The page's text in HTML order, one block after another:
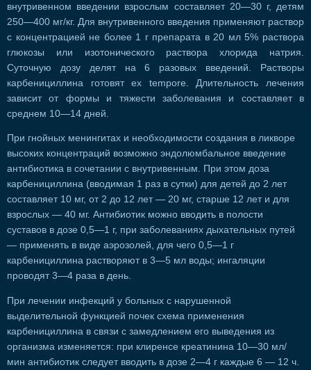
внутривенном введении взрослым составляет 20—30 г, детям
250—400 мг/кг. Для внутривенного введения применяют раствор
с концентрацией не более 1 г препарата в 20 мл 5% раствора
глюкозы или изотонического раствора хлорида натрия.
Суточную дозу делят на 6 разовых введений. Растворы
карбенициллина готовят ех tempore. Длительность лечения
зависит от формы и тяжести заболевания и составляет в
среднем 10—14 дней.
При гнойных менингитах и необходимости создания в ликворе
высоких концентраций возможно эндолюмбальное введение
антибиотика в сочетании с внутривенным. При этом доза
карбенициллина (вводимая 1 раз в сутки) для детей до 2 лет
составляет 10 мг, от 2 до 12 лет — 20 мг, старше 12 лет и для
взрослых — 40 мг. Антибиотик можно вводить в полости
суставов в дозе 0,5—1 г, при заболеваниях дыхательных путей
— применять в виде аэрозолей, для чего 0,5—1 г
карбенициллина растворяют в 3—5 мл воды; ингаляции
проводят 3—4 раза в день.
При лечении инфекций у больных с нарушенной
выделительной функцией почек схема применения
карбенициллина в связи с замедлением его выведения из
организма изменяется: при клиренсе креатинина 10—30 мл/
мин антибиотик следует вводить в дозе 2—4 г каждые 6 — 12 ч.